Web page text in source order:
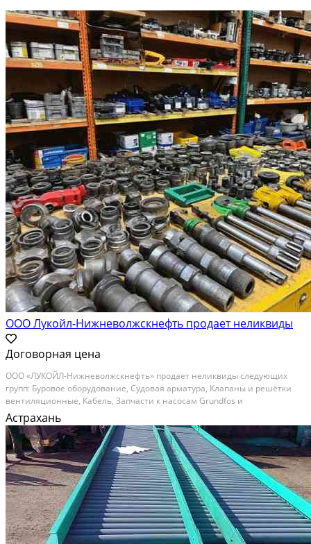
ООО Лукойл-Нижневолжскнефть продает неликвиды
Договорная цена
ООО «ЛУКОЙЛ-Нижневолжскнефть» продает неликвиды следующих
групп: Буровое оборудование, Судовая арматура, Клапаны и решётки
вентиляционные, Кабель, Запчасти к насосам Grundfos и
компрессорам, Лампы, Пускорегулирующее оборудование,
Комплектующие к противопожарной системе FireDos, КИП, Трубы...
Астрахань